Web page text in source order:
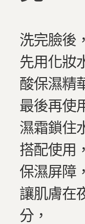
洗完臉後，
先用化妝
酸保濕精
最後再使
濕霜鎖住
搭配使用
保濕屏障，
讓肌膚在
分，